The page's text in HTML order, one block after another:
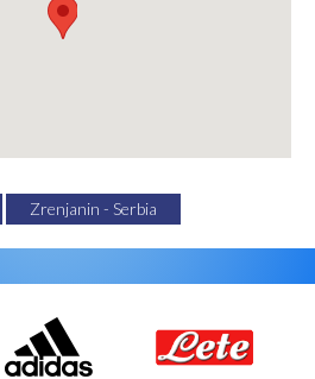
Zrenjanin - Serbia